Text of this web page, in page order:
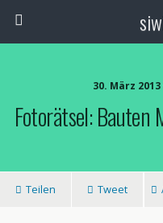
30. März
Fotorätsel: Bauten
Teilen Tweet